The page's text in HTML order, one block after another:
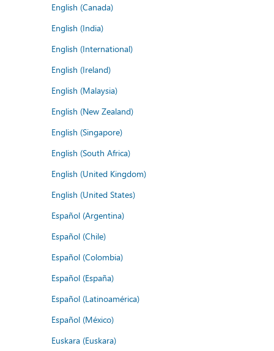
English (Canada)
English (India)
English (International)
English (Ireland)
English (Malaysia)
English (New Zealand)
English (Singapore)
English (South Africa)
English (United Kingdom)
English (United States)
Español (Argentina)
Español (Chile)
Español (Colombia)
Español (España)
Español (Latinoamérica)
Español (México)
Euskara (Euskara)